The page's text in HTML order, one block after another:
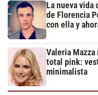
La nueva
de Florencia
con ella y
Valeria
total pink:
minimalista